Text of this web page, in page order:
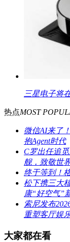
三星电子将
热点MOST
微信AI来了
抱Agent时代
C罗出任追
舰，致敬世
终于等到！
松下携三大
康“好空气”
索尼发布
重塑客厅娱
大家都在看